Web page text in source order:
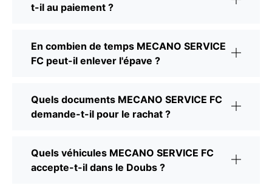
t-il au paiement ?
En combien de temps MECANO SERVICE
FC peut-il enlever l'épave ?
Quels documents MECANO SERVICE FC
demande-t-il pour le rachat ?
Quels véhicules MECANO SERVICE FC
accepte-t-il dans le Doubs ?